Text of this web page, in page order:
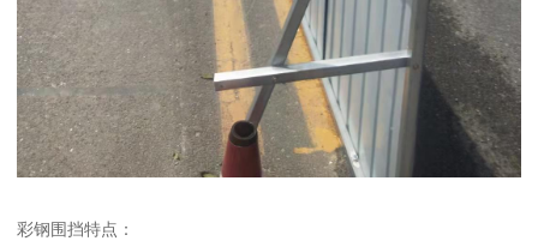
彩钢围挡特点：